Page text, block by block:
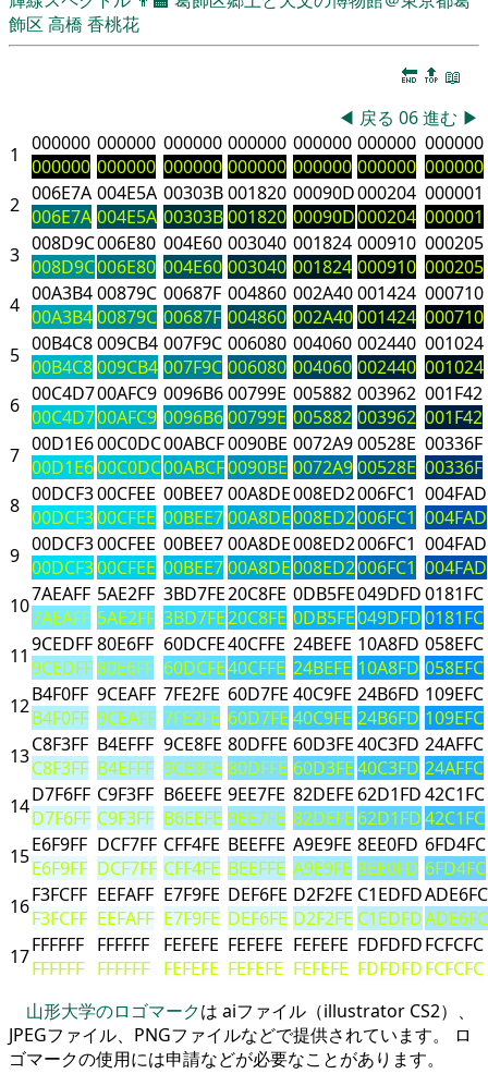
飾区 高橋 香桃花
🔚 🔝 📖
◀ 戻る 06進む ▶
1
000000
000000
000000
000000
000000
000000
000000
000000
000000
000000
000000
000000
000000
000000
2 006E7A
006E7A
004E5A
004E5A
00303B
00303B
001820
001820
00090D
00090D
000204
000204
000001
000001
3 008D9C
008D9C
006E80
006E80
004E60
004E60
003040
003040
001824
001824
000910
000910
000205
000205
4 00A3B4
00A3B4
00879C
00879C
00687F
00687F
004860
004860
002A40
002A40
001424
001424
000710
000710
5 00B4C8
00B4C8
009CB4
009CB4
007F9C
007F9C
006080
006080
004060
004060
002440
002440
001024
001024
6 00C4D7
00C4D7
00AFC9
00AFC9
0096B6
0096B6
00799E
00799E
005882
005882
003962
003962
001F42
001F42
7 00D1E6
00D1E6
00C0DC
00C0DC
00ABCF
00ABCF
0090BE
0090BE
0072A9
0072A9
00528E
00528E
00336F
00336F
8 00DCF3
00DCF3
00CFEE
00CFEE
00BEE7
00BEE7
00A8DE
00A8DE
008ED2
008ED2
006FC1
006FC1
004FAD
004FAD
9 00DCF3
00DCF3
00CFEE
00CFEE
00BEE7
00BEE7
00A8DE
00A8DE
008ED2
008ED2
006FC1
006FC1
004FAD
004FAD
107AEAFF
7AEAFF
5AE2FF
5AE2FF
3BD7FE
3BD7FE
20C8FE
20C8FE
0DB5FE
0DB5FE
049DFD
049DFD
0181FC
0181FC
11 9CEDFF
9CEDFF
80E6FF
80E6FF
60DCFE
60DCFE
40CFFE
40CFFE
24BEFE
24BEFE
10A8FD
10A8FD
058EFC
058EFC
12B4F0FF
B4F0FF
9CEAFF
9CEAFF
7FE2FE
7FE2FE
60D7FE
60D7FE
40C9FE
40C9FE
24B6FD
24B6FD
109EFC
109EFC
13C8F3FF
C8F3FF
B4EFFF
B4EFFF
9CE8FE
9CE8FE
80DFFE
80DFFE
60D3FE
60D3FE
40C3FD
40C3FD
24AFFC
24AFFC
14D7F6FF
D7F6FF
C9F3FF
C9F3FF
B6EEFE
B6EEFE
9EE7FE
9EE7FE
82DEFE
82DEFE
62D1FD
62D1FD
42C1FC
42C1FC
15E6F9FF
E6F9FF
DCF7FF
DCF7FF
CFF4FE
CFF4FE
BEEFFE
BEEFFE
A9E9FE
A9E9FE
8EE0FD
8EE0FD
6FD4FC
6FD4FC
16F3FCFF
F3FCFF
EEFAFF
EEFAFF
E7F9FE
E7F9FE
DEF6FE
DEF6FE
D2F2FE
D2F2FE
C1EDFD
C1EDFD
ADE6FC
ADE6FC
17FFFFFF
FFFFFF
FFFFFF
FFFFFF
FEFEFE
FEFEFE
FEFEFE
FEFEFE
FEFEFE
FEFEFE
FDFDFD
FDFDFD
FCFCFC
FCFCFC
山形大学のロゴマークは aiファイル（illustrator CS2）、
JPEGファイル、PNGファイルなどで提供されています。 ロ
ゴマークの使用には申請などが必要なことがあります。